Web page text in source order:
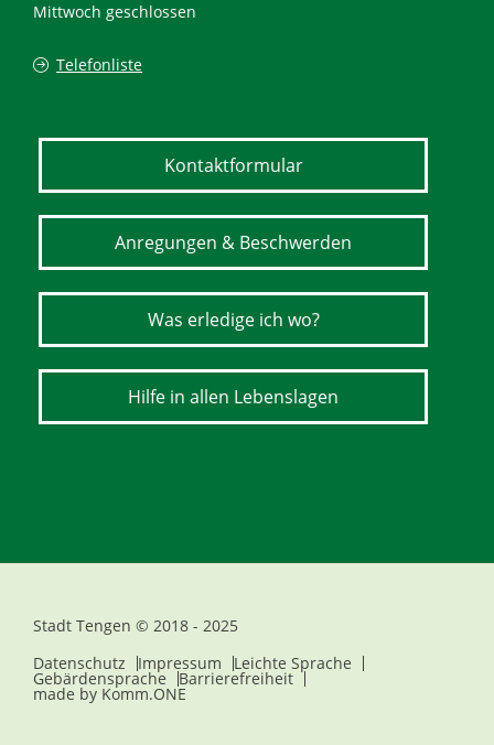
Mittwoch geschlossen
Telefonliste
Kontaktformular
Anregungen & Beschwerden
Was erledige ich wo?
Hilfe in allen Lebenslagen
Stadt Tengen © 2018 - 2025
Datenschutz
Impressum Leichte Sprache
Gebärdensprache Barrierefreiheit
made by Komm.ONE